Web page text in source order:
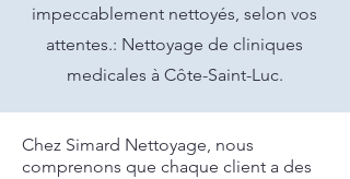
impeccablement nettoyés, selon vos
attentes.: Nettoyage de cliniques
medicales à Côte-Saint-Luc.
Chez Simard Nettoyage, nous
comprenons que chaque client a des